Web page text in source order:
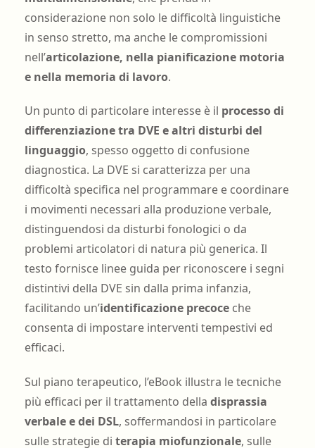
considerazione non solo le difficoltà linguistiche
in senso stretto, ma anche le compromissioni
nell’articolazione, nella pianificazione motoria
e nella memoria di lavoro.
Un punto di particolare interesse è il processo di
differenziazione tra DVE e altri disturbi del
linguaggio, spesso oggetto di confusione
diagnostica. La DVE si caratterizza per una
difficoltà specifica nel programmare e coordinare
i movimenti necessari alla produzione verbale,
distinguendosi da disturbi fonologici o da
problemi articolatori di natura più generica. Il
testo fornisce linee guida per riconoscere i segni
distintivi della DVE sin dalla prima infanzia,
facilitando un’identificazione precoceche
consenta di impostare interventi tempestivi ed
efficaci.
Sul piano terapeutico, l’eBook illustra le tecniche
più efficaci per il trattamento della disprassia
verbale e dei DSL, soffermandosi in particolare
sulle strategie di terapia miofunzionale, sulle